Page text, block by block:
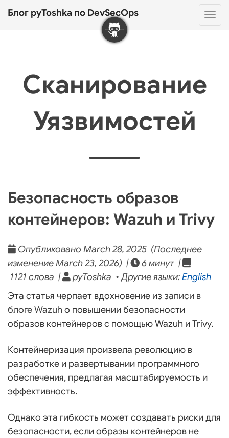
Блог pyToshka по DevSecOps
Сканирование
Уязвимостей
Безопасность образов
контейнеров: Wazuh и Trivy
Опубликовано March 28, 2025 (Последнее
изменение March 23, 2026) |
6 минут |
1121 слова |
pyToshka • Другие языки:English
Эта статья черпает вдохновение из записи в
блоге Wazuh о повышении безопасности
образов контейнеров с помощью Wazuh и Trivy.
Контейнеризация произвела революцию в
разработке и развертывании программного
обеспечения, предлагая масштабируемость и
эффективность.
Однако эта гибкость может создавать риски для
безопасности, если образы контейнеров не